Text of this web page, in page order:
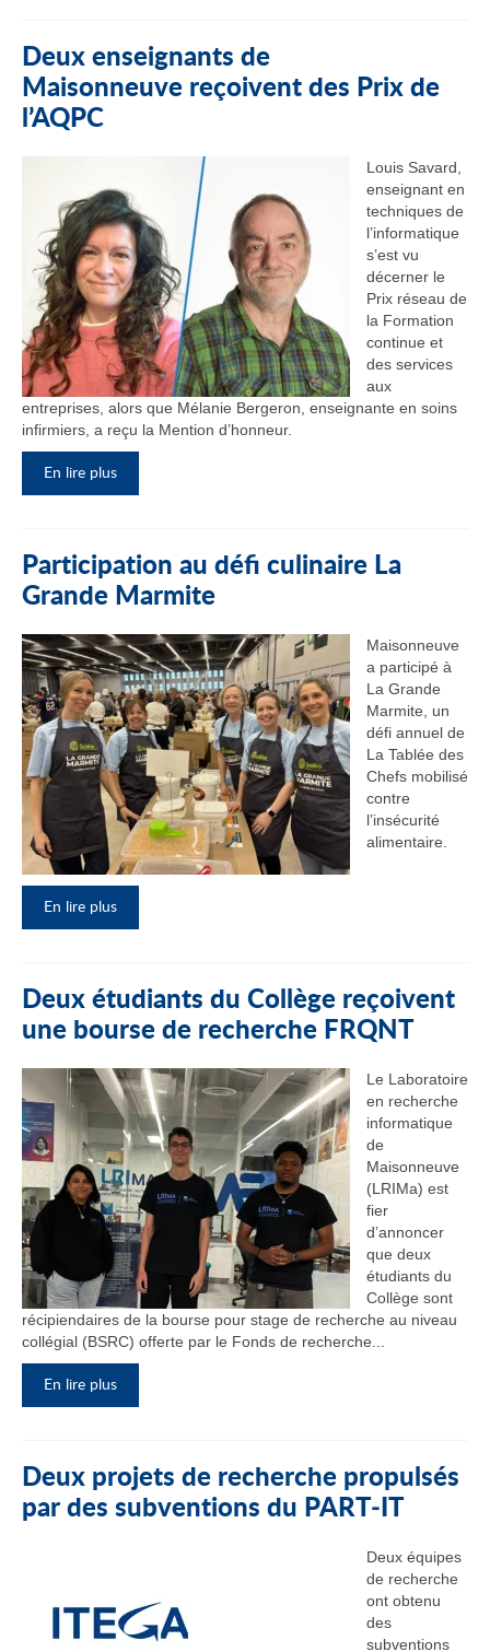
Deux enseignants de
Maisonneuve reçoivent des Prix de
l’AQPC
Louis Savard,
enseignant en
techniques de
l’informatique
s’est vu
décerner le
Prix réseau de
la Formation
continue et
des services
aux
entreprises, alors que Mélanie Bergeron, enseignante en soins
infirmiers, a reçu la Mention d’honneur.
En lire plus
Participation au défi culinaire La
Grande Marmite
Maisonneuve
a participé à
La Grande
Marmite, un
défi annuel de
La Tablée des
Chefs mobilisé
contre
l’insécurité
alimentaire.
En lire plus
Deux étudiants du Collège reçoivent
une bourse de recherche FRQNT
Le Laboratoire
en recherche
informatique
de
Maisonneuve
(LRIMa) est
fier
d’annoncer
que deux
étudiants du
Collège sont
récipiendaires de la bourse pour stage de recherche au niveau
collégial (BSRC) offerte par le Fonds de recherche...
En lire plus
Deux projets de recherche propulsés
par des subventions du PART‑IT
Deux équipes
de recherche
ont obtenu
des
subventions